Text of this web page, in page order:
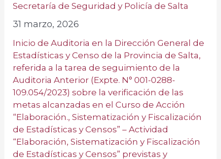
Secretaría de Seguridad y Policía de Salta
31 marzo, 2026
Inicio de Auditoria en la Dirección General de
Estadísticas y Censo de la Provincia de Salta,
referida a la tarea de seguimiento de la
Auditoria Anterior (Expte. N° 001-0288-
109.054/2023) sobre la verificación de las
metas alcanzadas en el Curso de Acción
“Elaboración., Sistematización y Fiscalización
de Estadísticas y Censos” – Actividad
“Elaboración, Sistematización y Fiscalización
de Estadísticas y Censos” previstas y